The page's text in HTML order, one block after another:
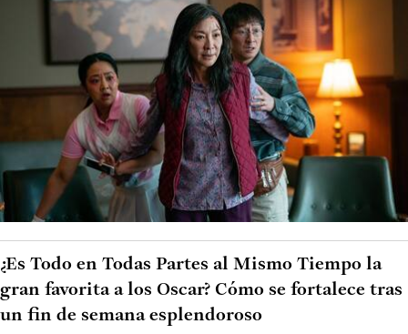
¿Es Todo en Todas Partes al Mismo Tiempo la
gran favorita a los Oscar? Cómo se fortalece tras
un fin de semana esplendoroso